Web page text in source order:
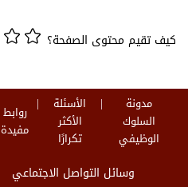
كيف تقيم محتوى الصفحة؟
مدونة
السلوك
الوظيفي
الأسئلة
الأكثر
تكرارًا
روابط
مفيدة
وسائل التواصل الاجتماعي